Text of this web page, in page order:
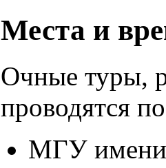
Места и
Очные туры,
проводятся
МГУ